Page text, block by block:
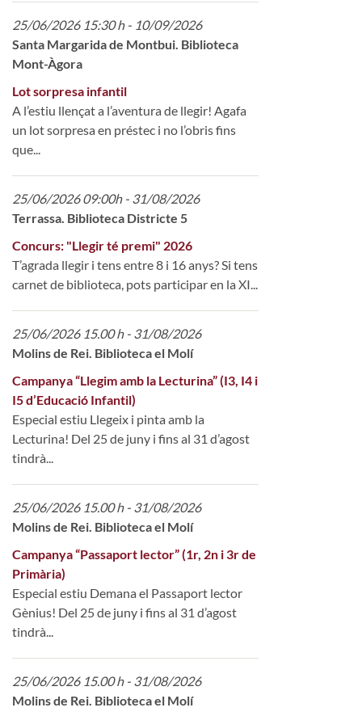
25/06/2026 15:30 h - 10/09/2026
Santa Margarida de Montbui. Biblioteca
Mont-Àgora
Lot sorpresa infantil
A l’estiu llençat a l’aventura de llegir! Agafa
un lot sorpresa en préstec i no l’obris fins
que...
25/06/2026 09:00h - 31/08/2026
Terrassa. Biblioteca Districte 5
Concurs: "Llegir té premi" 2026
T’agrada llegir i tens entre 8 i 16 anys? Si tens
carnet de biblioteca, pots participar en la XI...
25/06/2026 15.00 h - 31/08/2026
Molins de Rei. Biblioteca el Molí
Campanya “Llegim amb la Lecturina” (I3, I4 i
I5 d’Educació Infantil)
Especial estiu Llegeix i pinta amb la
Lecturina! Del 25 de juny i fins al 31 d’agost
tindrà...
25/06/2026 15.00 h - 31/08/2026
Molins de Rei. Biblioteca el Molí
Campanya “Passaport lector” (1r, 2n i 3r de
Primària)
Especial estiu Demana el Passaport lector
Gènius! Del 25 de juny i fins al 31 d’agost
tindrà...
25/06/2026 15.00 h - 31/08/2026
Molins de Rei. Biblioteca el Molí